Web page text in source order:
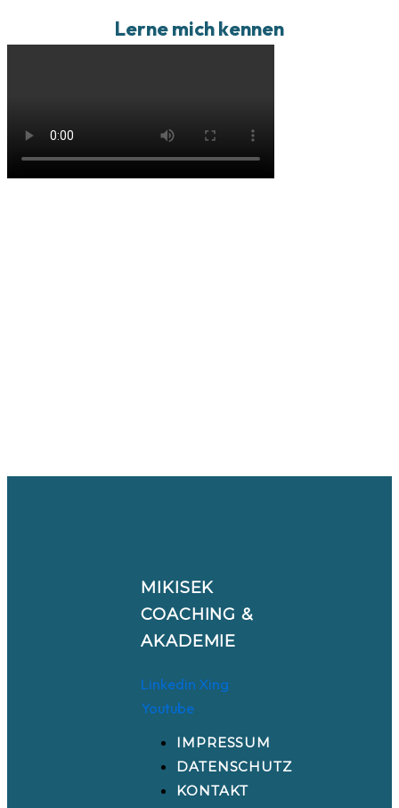
Lerne mich kennen
MIKISEK
COACHING &
AKADEMIE
Linkedin Xing
Youtube
IMPRESSUM
DATENSCHUTZ
KONTAKT